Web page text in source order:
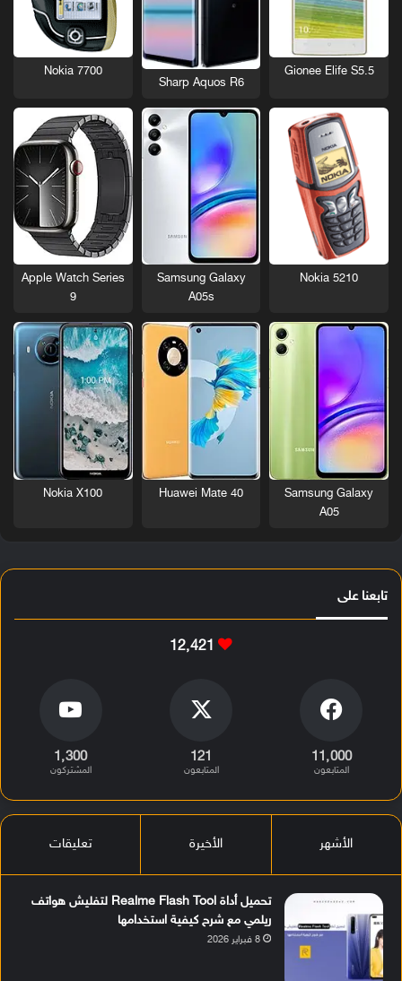
Gionee Elife S5.5
Sharp Aquos R6
Nokia 7700
Nokia 5210
Samsung Galaxy
A05s
Apple Watch Series
9
Samsung Galaxy
A05
Huawei Mate 40
Nokia X100
تابعنا على
12٬421
11٬000
المتابعون
121
المتابعون
1٬300
المشتركون
الأشهر الأخيرة تعليقات
تحميل أداة Realme Flash Tool لتفليش هواتف
ريلمي مع شرح كيفية استخدامها
8 فبراير 2026